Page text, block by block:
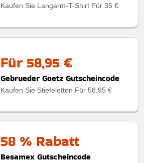
Kaufen Sie Langarm-T-Shirt Für 35 €
Für 58,95 €
Gebrueder Goetz Gutscheincode
Kaufen Sie Stiefeletten Für 58,95 €
58 % Rabatt
Besamex Gutscheincode